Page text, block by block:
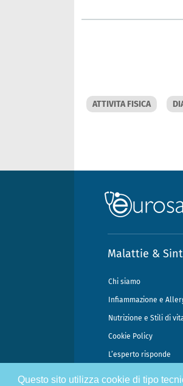
Questo sito utilizza cookie di tipo
ATTIVITA FISICA
Malattie &
Chi siamo
Infiammazione e
Nutrizione e Stili di
Cookie Policy
L’esperto risponde